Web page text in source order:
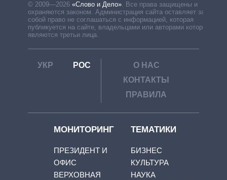
© 2009—2026 «Слово и Дело». Все права защищены и
охраняются законом. Администрация сайта оставляет за
собой право не соглашаться с информацией, которая
публикуется на сайте, владельцами или авторами которой
являются третьи лица.
УКР РОС
О НАС
КОНТАКТЫ
ПРАВИЛА
МОНИТОРИНГ
ПРЕЗИДЕНТ И
ОФИС
ВЕРХОВНАЯ
ТЕМАТИКИ
БИЗНЕС
КУЛЬТУРА
НАУКА